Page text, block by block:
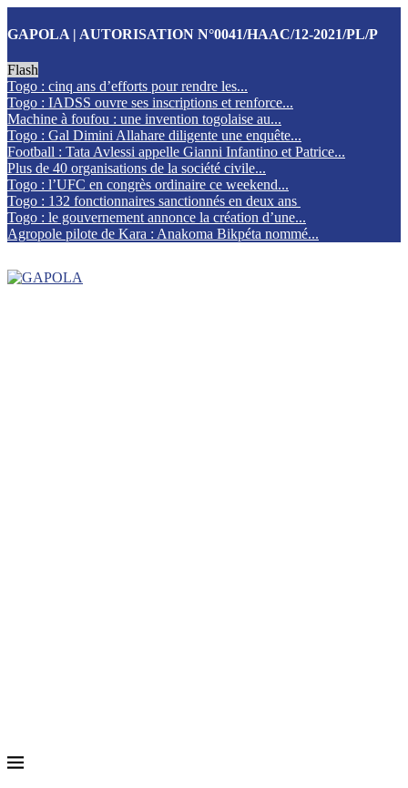
GAPOLA | AUTORISATION N°0041/HAAC/12-2021/PL/P
Flash
Togo : cinq ans d’efforts pour rendre les...
Togo : IADSS ouvre ses inscriptions et renforce...
Machine à foufou : une invention togolaise au...
Togo : Gal Dimini Allahare diligente une enquête...
Football : Tata Avlessi appelle Gianni Infantino et Patrice...
Plus de 40 organisations de la société civile...
Togo : l’UFC en congrès ordinaire ce weekend...
Togo : 132 fonctionnaires sanctionnés en deux ans
Togo : le gouvernement annonce la création d’une...
Agropole pilote de Kara : Anakoma Bikpéta nommé...